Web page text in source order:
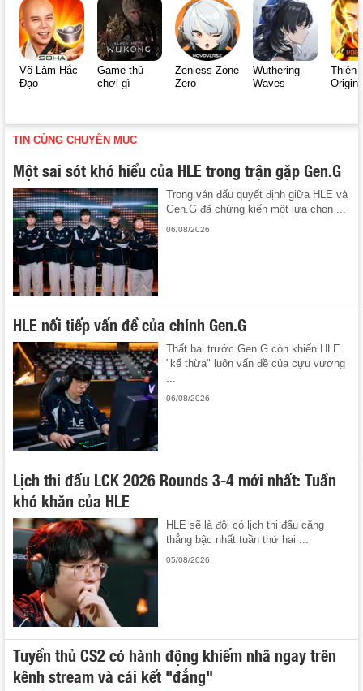
Võ Lâm Hắc
Đạo
Game thủ
chơi gì
Zenless Zone
Zero
Wuthering
Waves
Thiên
Origin
TIN CÙNG CHUYÊN MỤC
Một sai sót khó hiểu của HLE trong trận gặp Gen.G
Trong ván đấu quyết định giữa HLE và
Gen.G đã chứng kiến một lựa chọn ...
06/08/2026
HLE nối tiếp vấn đề của chính Gen.G
Thất bại trước Gen.G còn khiến HLE
"kế thừa" luôn vấn đề của cựu vương
...
06/08/2026
Lịch thi đấu LCK 2026 Rounds 3-4 mới nhất: Tuần
khó khăn của HLE
HLE sẽ là đội có lịch thi đấu căng
thẳng bậc nhất tuần thứ hai ...
05/08/2026
Tuyển thủ CS2 có hành động khiếm nhã ngay trên
kênh stream và cái kết "đắng"